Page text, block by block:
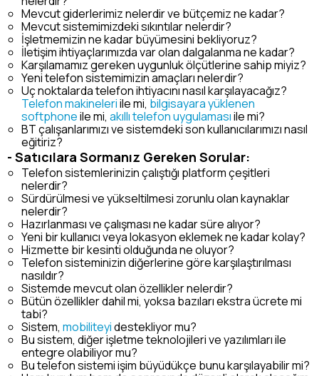
Mevcut giderlerimiz nelerdir ve bütçemiz ne kadar?
Mevcut sistemimizdeki sıkıntılar nelerdir?
İşletmemizin ne kadar büyümesini bekliyoruz?
İletişim ihtiyaçlarımızda var olan dalgalanma ne kadar?
Karşılamamız gereken uygunluk ölçütlerine sahip miyiz?
Yeni telefon sistemimizin amaçları nelerdir?
Uç noktalarda telefon ihtiyacını nasıl karşılayacağız?
Telefon makineleriile mi, bilgisayara yüklenen
softphoneile mi, akıllı telefon uygulamasıile mi?
BT çalışanlarımızı ve sistemdeki son kullanıcılarımızı nasıl
eğitiriz?
- Satıcılara Sormanız Gereken Sorular:
Telefon sistemlerinizin çalıştığı platform çeşitleri
nelerdir?
Sürdürülmesi ve yükseltilmesi zorunlu olan kaynaklar
nelerdir?
Hazırlanması ve çalışması ne kadar süre alıyor?
Yeni bir kullanıcı veya lokasyon eklemek ne kadar kolay?
Hizmette bir kesinti olduğunda ne oluyor?
Telefon sisteminizin diğerlerine göre karşılaştırılması
nasıldır?
Sistemde mevcut olan özellikler nelerdir?
Bütün özellikler dahil mi, yoksa bazıları ekstra ücrete mi
tabi?
Sistem, mobiliteyidestekliyor mu?
Bu sistem, diğer işletme teknolojileri ve yazılımları ile
entegre olabiliyor mu?
Bu telefon sistemi işim büyüdükçe bunu karşılayabilir mi?